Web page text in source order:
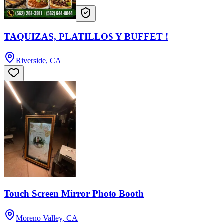
TAQUIZAS, PLATILLOS Y BUFFET !
Riverside, CA
Touch Screen Mirror Photo Booth
Moreno Valley, CA